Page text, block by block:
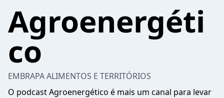
Agroenergéti
co
EMBRAPA ALIMENTOS E TERRITÓRIOS
O podcast Agroenergético é mais um canal para levar